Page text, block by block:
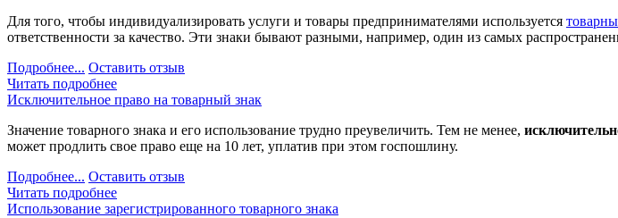
Для того, чтобы индивидуализировать услуги и товары предпринимателями используется
ответственности за качество. Эти знаки бывают разными, например, один из самых
Подробнее... Оставить отзыв
Читать подробнее
Исключительное право на товарный знак
Значение товарного знака и его использование трудно преувеличить. Тем не менее,
может продлить свое право еще на 10 лет, уплатив при этом госпошлину.
Подробнее... Оставить отзыв
Читать подробнее
Использование зарегистрированного товарного знака